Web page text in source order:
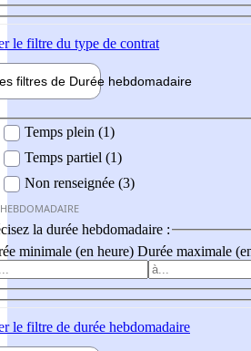
le filtre du type de contrat
filtres de Durée hebdomadaire
Temps plein (1)
Temps partiel (1)
Non renseignée (3)
la durée hebdomadaire :
minimale (en heure) Durée maximale
le filtre de durée hebdomadaire